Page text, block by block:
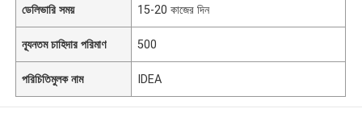
ডেলিভারি সময় 15-20 কাজের দিন
ন্যূনতম চাহিদার পরিমাণ 500
পরিচিতিমুলক নাম IDEA